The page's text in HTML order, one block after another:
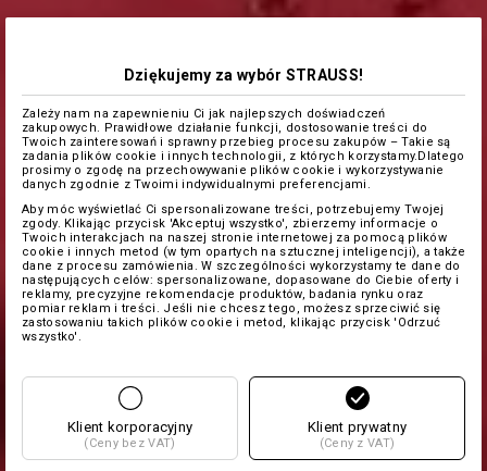
Dziękujemy za wybór STRAUSS!
Zależy nam na zapewnieniu Ci jak najlepszych doświadczeń
zakupowych. Prawidłowe działanie funkcji, dostosowanie treści do
Twoich zainteresowań i sprawny przebieg procesu zakupów – Takie są
zadania plików cookie i innych technologii, z których korzystamy.Dlatego
prosimy o zgodę na przechowywanie plików cookie i wykorzystywanie
danych zgodnie z Twoimi indywidualnymi preferencjami.
Aby móc wyświetlać Ci spersonalizowane treści, potrzebujemy Twojej
zgody. Klikając przycisk 'Akceptuj wszystko', zbierzemy informacje o
Twoich interakcjach na naszej stronie internetowej za pomocą plików
cookie i innych metod (w tym opartych na sztucznej inteligencji), a także
dane z procesu zamówienia. W szczególności wykorzystamy te dane do
następujących celów: spersonalizowane, dopasowane do Ciebie oferty i
reklamy, precyzyjne rekomendacje produktów, badania rynku oraz
pomiar reklam i treści. Jeśli nie chcesz tego, możesz sprzeciwić się
zastosowaniu takich plików cookie i metod, klikając przycisk 'Odrzuć
wszystko'.
Klient korporacyjny
(Ceny bez VAT)
Klient prywatny
(Ceny z VAT)